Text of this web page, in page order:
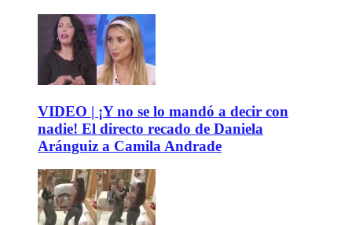
VIDEO | ¡Y no se lo mandó a decir con
nadie! El directo recado de Daniela
Aránguiz a Camila Andrade